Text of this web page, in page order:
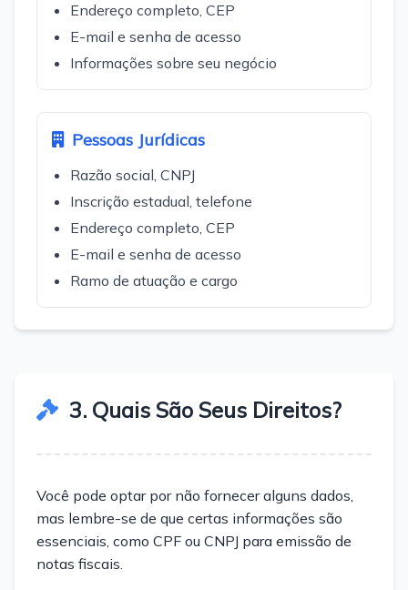
Endereço completo, CEP
E-mail e senha de acesso
Informações sobre seu negócio
Pessoas Jurídicas
Razão social, CNPJ
Inscrição estadual, telefone
Endereço completo, CEP
E-mail e senha de acesso
Ramo de atuação e cargo
3. Quais São Seus Direitos?
Você pode optar por não fornecer alguns dados,
mas lembre-se de que certas informações são
essenciais, como CPF ou CNPJ para emissão de
notas fiscais.